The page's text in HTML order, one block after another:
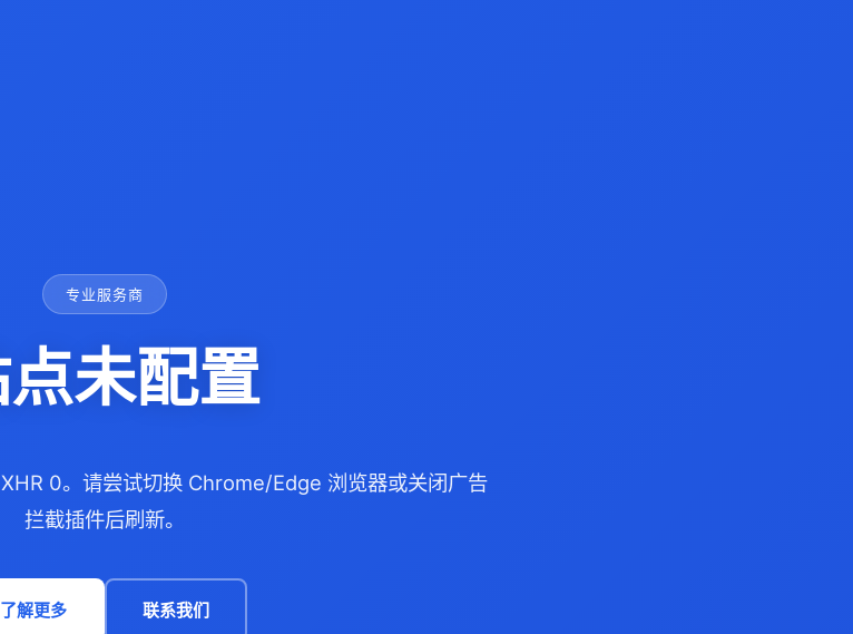
专业服务商
未配置
0。请尝试切换 Chrome/Edge 浏览器或关闭广告
拦截插件后刷新。
了解更多 联系我们